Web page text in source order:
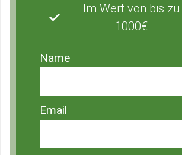
Im Wert von bis zu
1000€
Name
Email